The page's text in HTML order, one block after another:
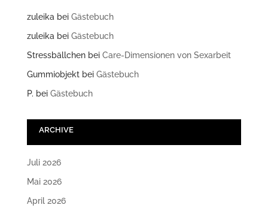
zuleikabei Gästebuch
zuleikabei Gästebuch
Stressbällchenbei Care-Dimensionen von Sexarbeit
Gummiobjektbei Gästebuch
P. bei Gästebuch
ARCHIVE
Juli 2026
Mai 2026
April 2026